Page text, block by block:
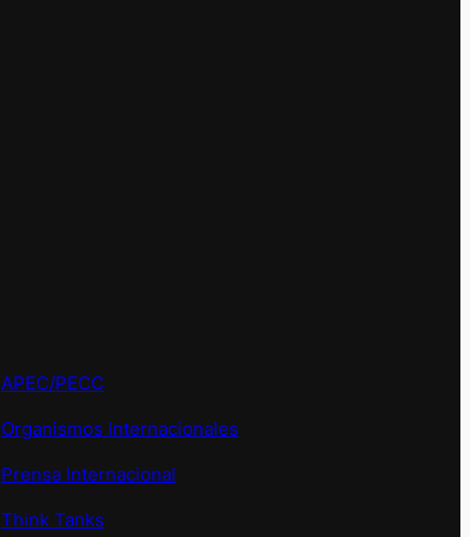
APEC/PECC
Organismos Internacionales
Prensa Internacional
Think Tanks